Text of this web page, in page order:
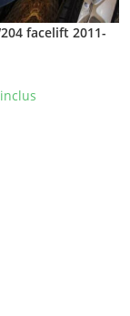
facelift 2011-